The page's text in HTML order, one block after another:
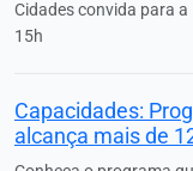
Cidades convida para
15h
Capacidades:
alcança mais de